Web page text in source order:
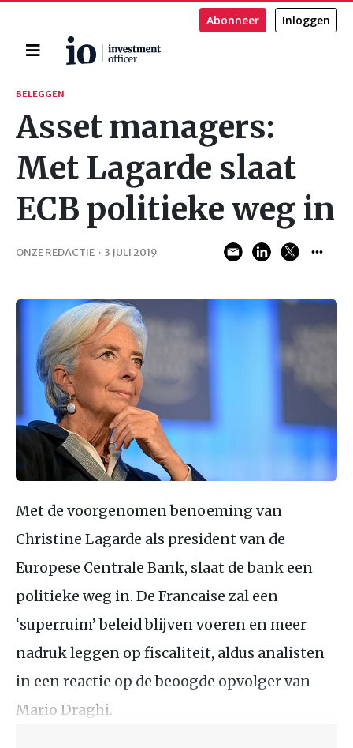
Home
Abonneer Inloggen
Zoeken
BELEGGEN
Asset managers:
Met Lagarde slaat
ECB politieke weg in
ONZE REDACTIE · 3 JULI 2019
Met de voorgenomen benoeming van
Christine Lagarde als president van de
Europese Centrale Bank, slaat de bank een
politieke weg in. De Francaise zal een
‘superruim’ beleid blijven voeren en meer
nadruk leggen op fiscaliteit, aldus analisten
in een reactie op de beoogde opvolger van
Mario Draghi.